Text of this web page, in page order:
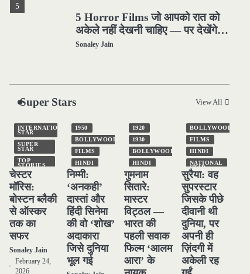
5
5 Horror Films जो आपको रात को
अकेले नहीं देखनी चाहिए — पर देखेंगे
ज़रूर
Sonaley Jain
— वो घटना जिसने Hollywood को
2
पसीने और खून से लिखी गई मूक सिनेमा
की कहानी: शुरुआती दौर की खतरनाक
हकीकत
Sonaley Jain
3
जब एक बादशाह को भीड़ में खड़ा होना
पड़ा — The Last Command
(1928) Review
Sonaley Jain
Super Stars View All
INTERNATIONAL
STAR
SUPER
STAR
TOP
STORIES
चेस्टर
मॉरिस:
बोस्टन ब्लैकी
से ऑस्कर
तक का
सफर
Sonaley Jain
February 24,
2026
1950
BOLLYWOOD
FILMS
HINDI
NATIONAL
STAR
POPULAR
SUPER
STAR
TOP
STORIES
निम्मी:
‘अनकही’
दास्तां और
हिंदी सिनेमा
की वो ‘शोख’
अदाकारा
जिसे दुनिया
भूल गई
1920
1930
BOLLYWOOD
HINDI
NATIONAL
STAR
OLD
FILMS
SUPER
STAR
TOP
STORIES
गुमनाम
सितारे:
मास्टर
विट्ठल —
भारत की
पहली सवाक
फिल्म ‘आलम
आरा’ के
BOLLYWOOD
FILMS
HINDI
NATIONAL
STAR
SUPER
STAR
TOP
STORIES
सुरैया: वह
सुपरस्टार
जिसके पीछे
दीवानी थी
दुनिया, पर
अपनी ही
ज़िंदगी में
अकेली रह